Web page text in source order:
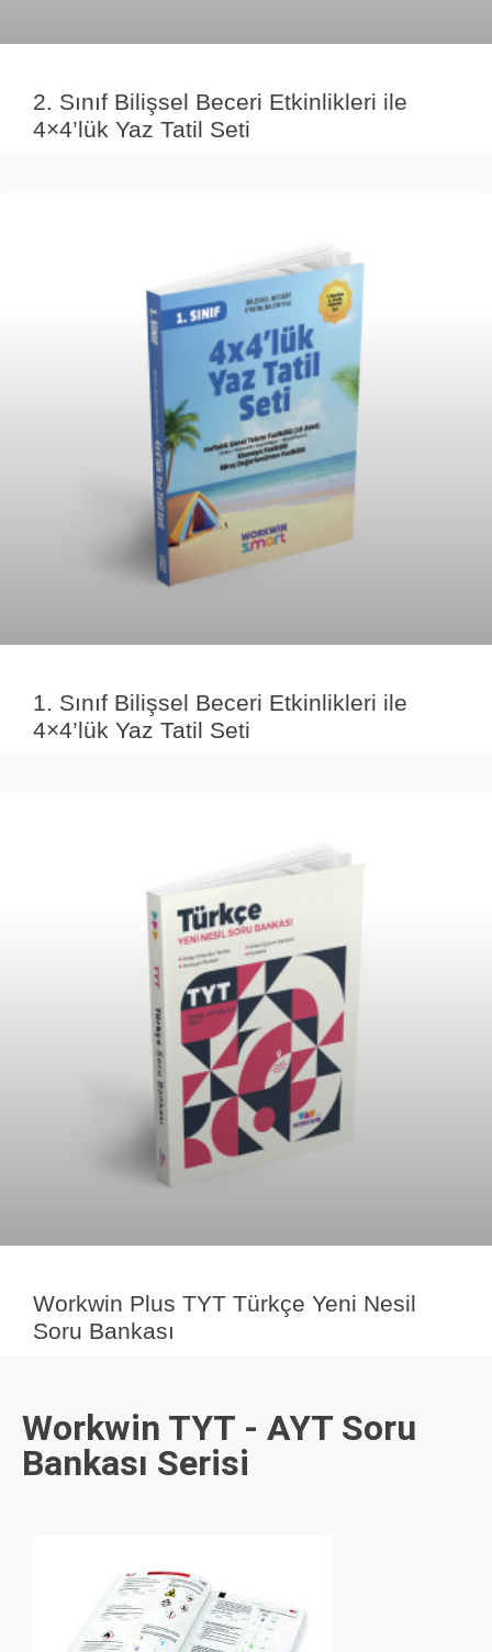
2. Sınıf Bilişsel Beceri Etkinlikleri ile
4×4’lük Yaz Tatil Seti
1. Sınıf Bilişsel Beceri Etkinlikleri ile
4×4’lük Yaz Tatil Seti
Workwin Plus TYT Türkçe Yeni Nesil
Soru Bankası
Workwin TYT - AYT Soru
Bankası Serisi